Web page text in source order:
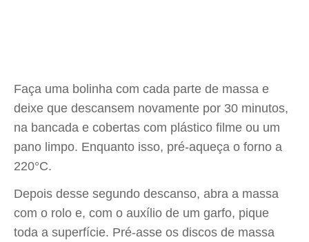
Faça uma bolinha com cada parte de massa e
deixe que descansem novamente por 30 minutos,
na bancada e cobertas com plástico filme ou um
pano limpo. Enquanto isso, pré-aqueça o forno a
220°C.
Depois desse segundo descanso, abra a massa
com o rolo e, com o auxílio de um garfo, pique
toda a superfície. Pré-asse os discos de massa